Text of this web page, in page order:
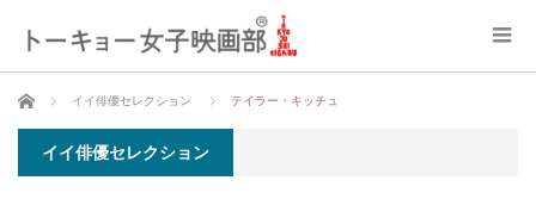
ホーム イイ俳優セレクション テイラー・キッチュ
イイ俳優セレクション